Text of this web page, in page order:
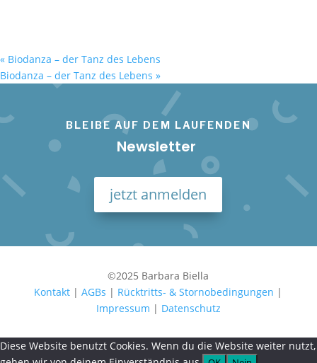
« Biodanza – der Tanz des Lebens
Biodanza – der Tanz des Lebens »
BLEIBE AUF DEM LAUFENDEN
Newsletter
jetzt anmelden
©2025 Barbara Biella
Kontakt |AGBs | Rücktritts- & Stornobedingungen |
Impressum | Datenschutz
Diese Website benutzt Cookies. Wenn du die Website weiter nutzt,